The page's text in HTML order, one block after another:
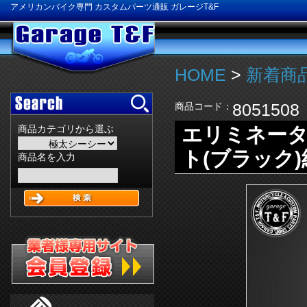
アメリカンバイク専門 カスタムパーツ通販 ガレージT&F
商品カテゴリから選ぶ
商品名を入力
HOME > 新着商
商品コード： 8051508
エリミネー
ト(ブラック